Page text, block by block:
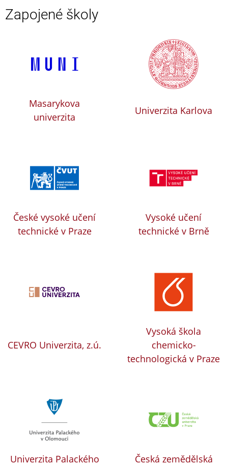
Zapojené školy
Masarykova
univerzita
Univerzita Karlova
České vysoké učení
technické v Praze
Vysoké učení
technické v Brně
CEVRO Univerzita, z.ú.
Vysoká škola
chemicko-
technologická v Praze
Univerzita Palackého
Česká zemědělská